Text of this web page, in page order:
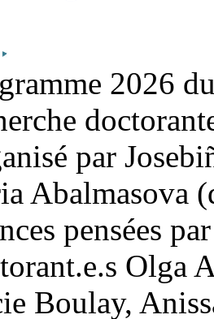
2026
par
Abalmasova
pensées
Olga
Boulay,